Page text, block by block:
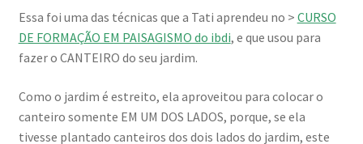
Essa foi uma das técnicas que a Tati aprendeu no > CURSO
DE FORMAÇÃO EM PAISAGISMO do ibdi, e que usou para
fazer o CANTEIRO do seu jardim.
Como o jardim é estreito, ela aproveitou para colocar o
canteiro somente EM UM DOS LADOS, porque, se ela
tivesse plantado canteiros dos dois lados do jardim, este